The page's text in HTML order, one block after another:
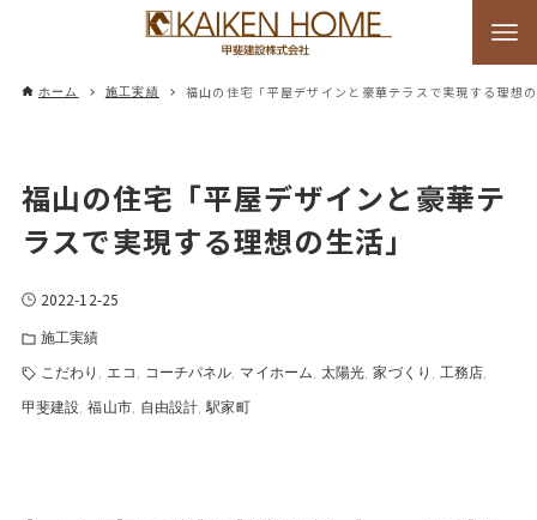
ホーム 施工実績 福山の住宅「平屋デザインと豪華テラスで実現する理想
福山の住宅「平屋デザインと豪華テ
ラスで実現する理想の生活」
2022-12-25
施工実績
こだわり エコ コーチパネル マイホーム 太陽光 家づくり 工務店
甲斐建設 福山市 自由設計 駅家町